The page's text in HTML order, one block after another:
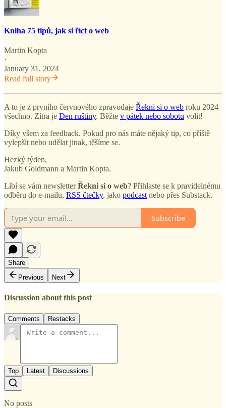
Kniha 75 tipů, jak si říct o web
Martin Kopta
·
January 31, 2024
Read full story
A to je z prvního červnového zpravodaje Řekni si o web roku 2024
všechno. Zítra je Den ruštiny. Běžte v pátek nebo sobotu volit!
Díky všem za feedback. Pokud pro nás máte nějaký tip, co příště
vylepšit nebo udělat jinak, těšíme se.
Hezký týden,
Jakub Goldmann a Martin Kopta.
Líbí se vám newsletterŘekni si o web? Přihlaste se k pravidelnému
odběru do e-mailu, RSS čtečky, jako podcast nebo přes Substack.
Subscribe
Share
Previous
Next
Discussion about this post
Comments Restacks
Top Latest Discussions
No posts